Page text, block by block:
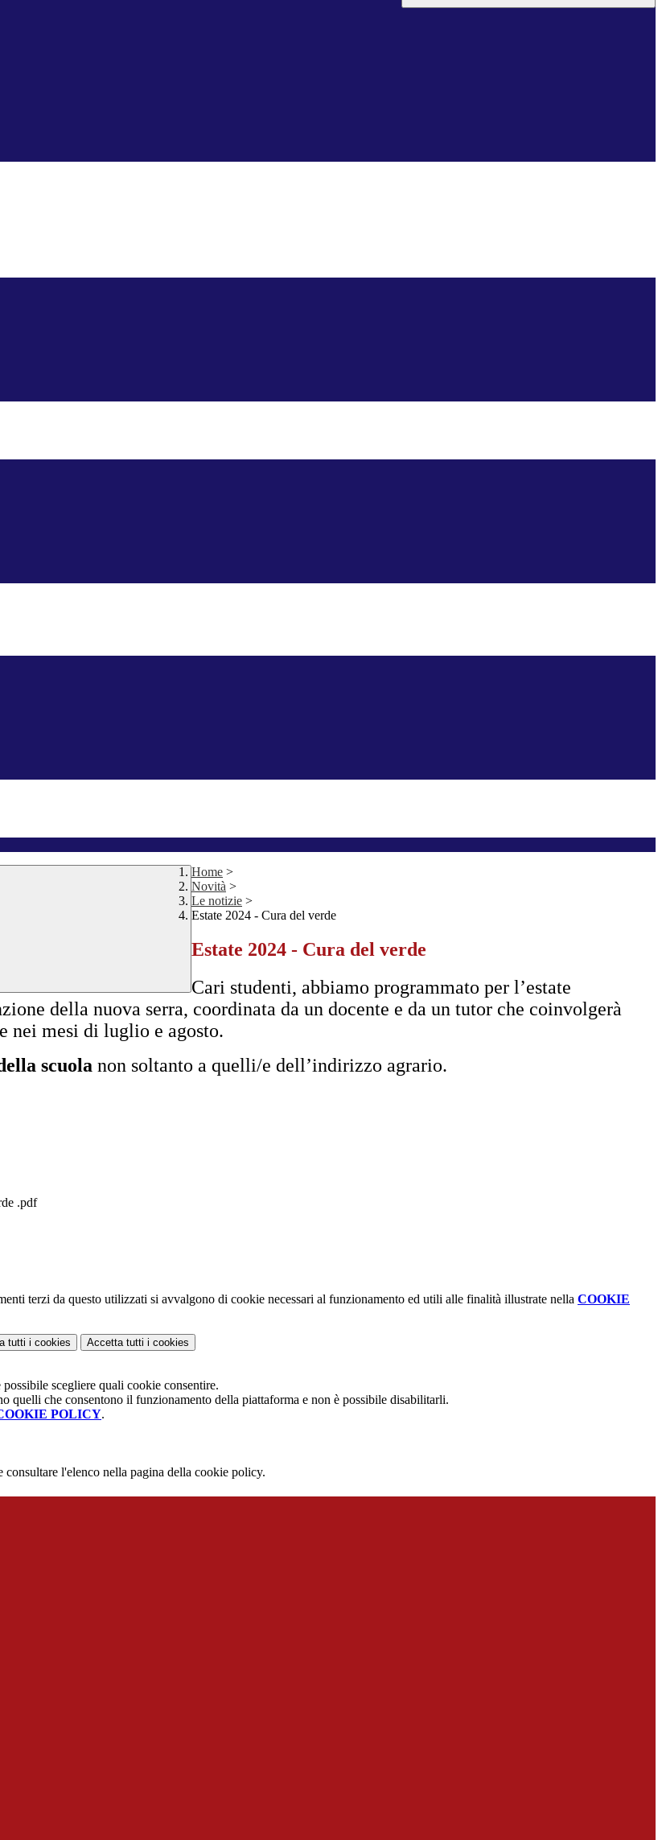
Home >
Novità >
Le notizie >
Estate 2024 - Cura del verde
Estate 2024 - Cura del verde
Cari studenti, abbiamo programmato per l’estate
della nuova serra, coordinata da un docente e da un tutor che coinvolgerà
nei mesi di luglio e agosto.
scuola non soltanto a quelli/e dell’indirizzo agrario.
.pdf
terzi da questo utilizzati si avvalgono di cookie necessari al funzionamento ed utili alle finalità illustrate nella COOKIE
tutti i cookies Accetta tutti i cookies
possibile scegliere quali cookie consentire.
quelli che consentono il funzionamento della piattaforma e non è possibile disabilitarli.
POLICY.
l'elenco nella pagina della cookie policy.